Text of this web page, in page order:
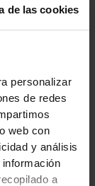
de las cookies
personalizar
de redes
web con
y análisis
a